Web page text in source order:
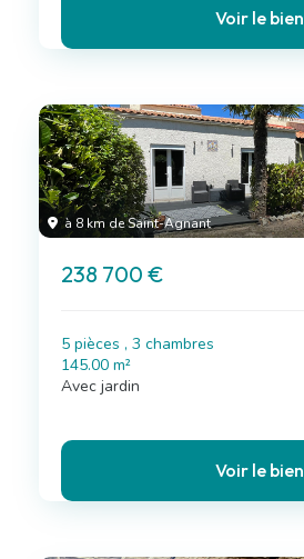
Voir le bien
à 8 km de Saint-Agnant
238 700 €
5 pièces , 3 chambres
145.00 m²
Avec jardin
Voir le bien